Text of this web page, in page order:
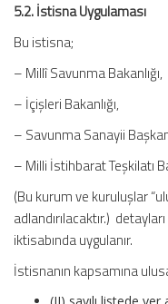
5.2. İstisna Uygulaması
Bu istisna;
– Millî Savunma Bakanlığı,
– İçişleri Bakanlığı,
– Savunma Sanayii
– Milli İstihbarat Teşkilatı
(Bu kurum ve kuruluşlar
adlandırılacaktır.)
iktisabında uygulanır.
İstisnanın kapsamına